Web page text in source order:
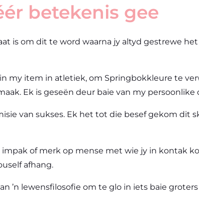
betekenis gee
is om dit te word waarna jy altyd gestrewe
my item in atletiek, om Springbokkleure te
Ek is geseën deur baie van my
van sukses. Ek het tot die besef gekom dit
of merk op mense met wie jy in kontak
afhang.
’n lewensfilosofie om te glo in iets baie